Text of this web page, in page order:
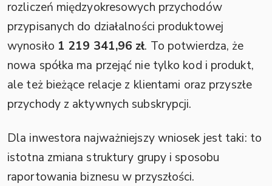
rozliczeń międzyokresowych przychodów
przypisanych do działalności produktowej
wynosiło 1 219 341,96 zł. To potwierdza, że
nowa spółka ma przejąć nie tylko kod i produkt,
ale też bieżące relacje z klientami oraz przyszłe
przychody z aktywnych subskrypcji.
Dla inwestora najważniejszy wniosek jest taki: to
istotna zmiana struktury grupy i sposobu
raportowania biznesu w przyszłości.